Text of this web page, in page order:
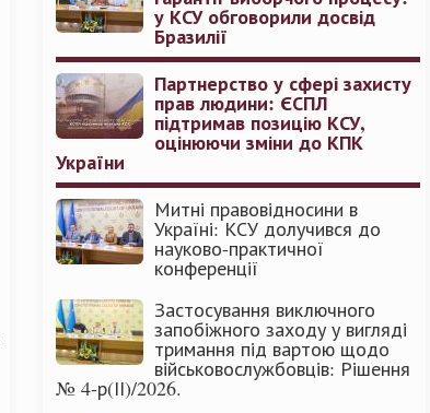
у КСУ обговорили досвід
Бразилії
Партнерство у сфері захисту
прав людини: ЄСПЛ
підтримав позицію КСУ,
оцінюючи зміни до КПК
України
Митні правовідносини в
Україні: КСУ долучився до
науково-практичної
конференції
Застосування виключного
запобіжного заходу у вигляді
тримання під вартою щодо
військовослужбовців: Рішення
№ 4-р(ІІ)/2026.